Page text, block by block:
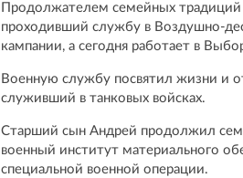
Продолжателем семейных
проходивший службу в Воздушно-
кампании, а сегодня работает в
Военную службу посвятил жизни и
служивший в танковых войсках.
Старший сын Андрей продолжил
военный институт материального
специальной военной операции.